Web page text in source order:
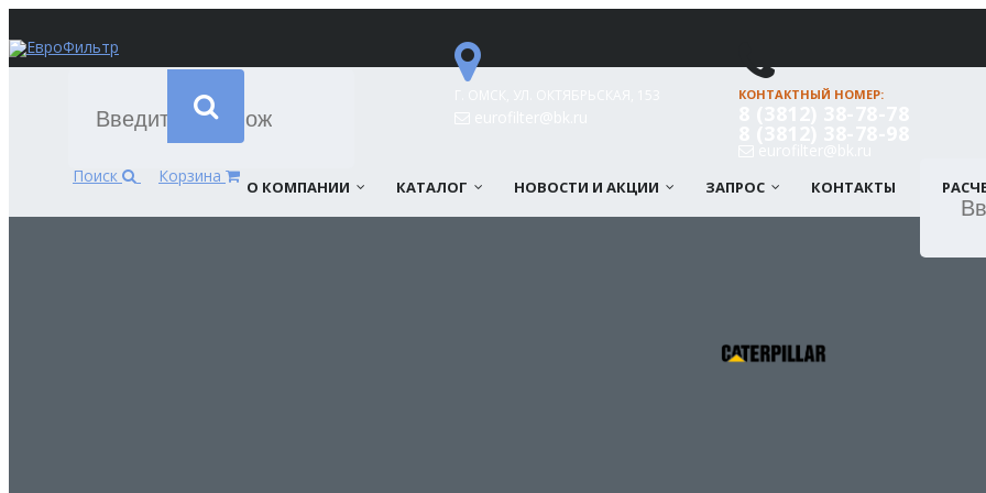
Поиск Корзина
КОНТАКТНЫЙ НОМЕР:
О КОМПАНИИ КАТАЛОГ НОВОСТИ И АКЦИИ ЗАПРОС КОНТАКТЫ